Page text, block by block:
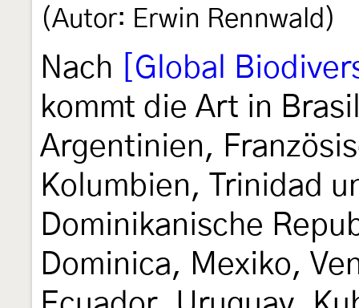
(Autor: Erwin Rennwald)
Nach
[Global
kommt die Art in
Argentinien,
Kolumbien, Trinidad
Dominikanische
Dominica, Mexiko,